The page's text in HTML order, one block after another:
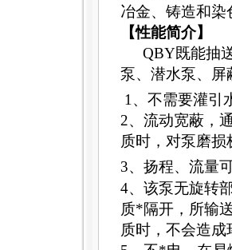
冶金、铸造和
【性能简介】
QBY既能抽
泵、潜水泵、屏
1、不需要灌引
2、流动宽蔽，
质时，对泵磨损
3、扬程、流量
4、该泵无旋转
质*隔开，所输
质时，不会造